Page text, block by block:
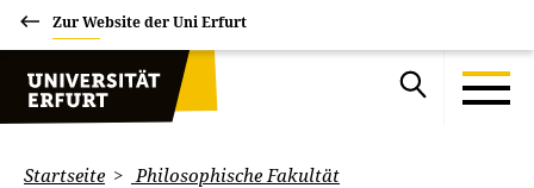
Zur Website der Uni Erfurt
Startseite
Philosophische Fakultät